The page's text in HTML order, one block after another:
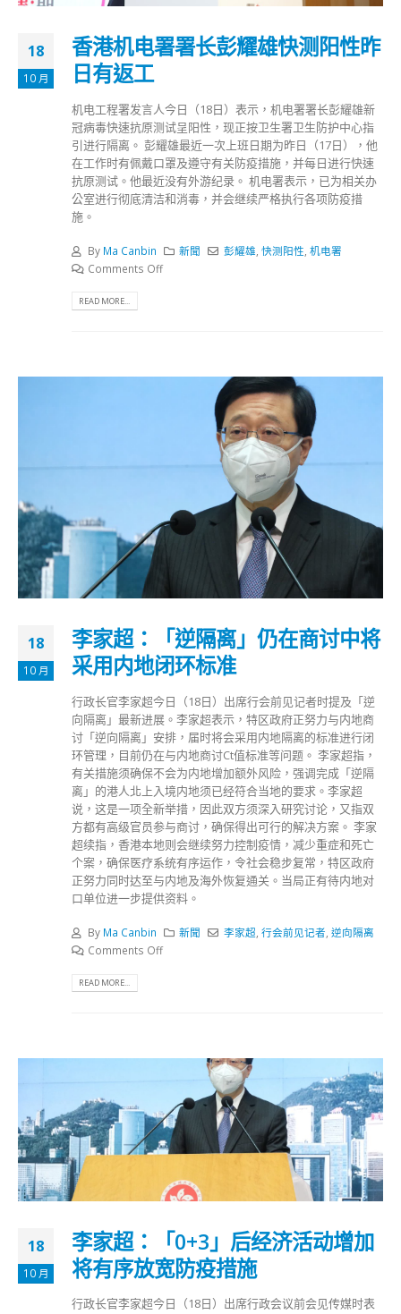
18
10 月
香港机电署署长彭耀雄快测阳性昨
日有返工
机电工程署发言人今日（18日）表示，机电署署长彭耀雄新
冠病毒快速抗原测试呈阳性，现正按卫生署卫生防护中心指
引进行隔离。 彭耀雄最近一次上班日期为昨日（17日），他
在工作时有佩戴口罩及遵守有关防疫措施，并每日进行快速
抗原测试。他最近没有外游纪录。 机电署表示，已为相关办
公室进行彻底清洁和消毒，并会继续严格执行各项防疫措
施。
By Ma Canbin 新聞 彭耀雄 ,快测阳性 ,机电署
Comments Off
READ MORE...
18
10 月
李家超：「逆隔离」仍在商讨中将
采用内地闭环标准
行政长官李家超今日（18日）出席行会前见记者时提及「逆
向隔离」最新进展。李家超表示，特区政府正努力与内地商
讨「逆向隔离」安排，届时将会采用内地隔离的标准进行闭
环管理，目前仍在与内地商讨Ct值标准等问题。 李家超指，
有关措施须确保不会为内地增加额外风险，强调完成「逆隔
离」的港人北上入境内地须已经符合当地的要求。李家超
说，这是一项全新举措，因此双方须深入研究讨论，又指双
方都有高级官员参与商讨，确保得出可行的解决方案。 李家
超续指，香港本地则会继续努力控制疫情，减少重症和死亡
个案，确保医疗系统有序运作，令社会稳步复常，特区政府
正努力同时达至与内地及海外恢复通关。当局正有待内地对
口单位进一步提供资料。
By Ma Canbin 新聞 李家超,行会前见记者,逆向隔离
Comments Off
READ MORE...
18
10 月
李家超：「0+3」后经济活动增加
将有序放宽防疫措施
行政长官李家超今日（18日）出席行政会议前会见传媒时表